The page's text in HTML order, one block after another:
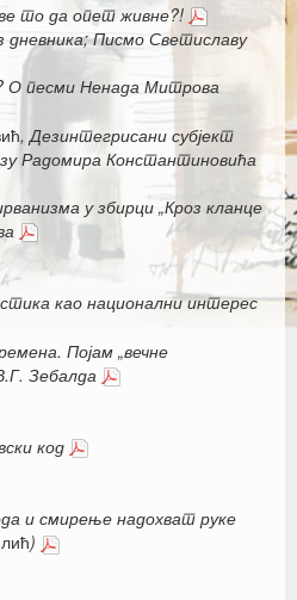
то да опет живне?!
дневника; Писмо Светиславу
О песми Ненада Митрова
, Дезинтегрисани субјект
Радомира Константиновића
у збирци „Кроз кланце
као национални интерес
Појам „вечне
Зебалда
код
и смирење надохват руке
)